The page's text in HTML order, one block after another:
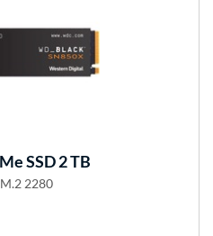
SSD 2 TB
2280